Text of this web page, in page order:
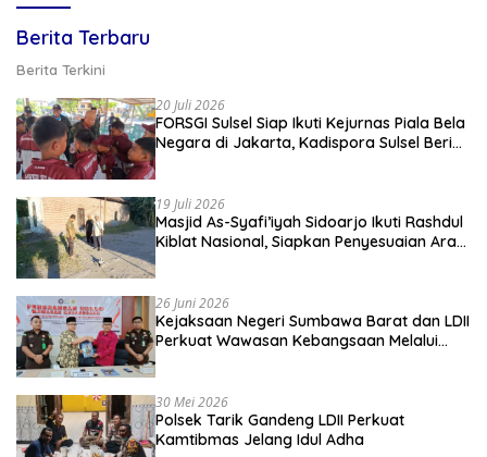
Berita Terbaru
Berita Terkini
20 Juli 2026
FORSGI Sulsel Siap Ikuti Kejurnas Piala Bela
Negara di Jakarta, Kadispora Sulsel Beri
19 Juli 2026
Masjid As-Syafi’iyah Sidoarjo Ikuti Rashdul
Kiblat Nasional, Siapkan Penyesuaian Arah
26 Juni 2026
Kejaksaan Negeri Sumbawa Barat dan LDII
Perkuat Wawasan Kebangsaan Melalui
30 Mei 2026
Polsek Tarik Gandeng LDII Perkuat
Kamtibmas Jelang Idul Adha